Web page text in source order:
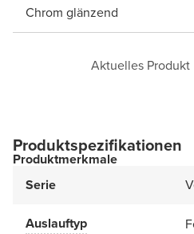
Chrom glänzend
Aktuelles Produkt
Produktspezifikationen
Produktmerkmale
Serie
Auslauftyp